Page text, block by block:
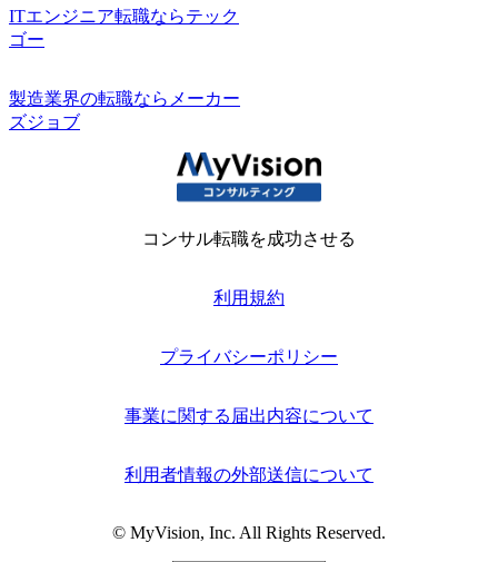
ITエンジニア転職ならテック
ゴー
製造業界の転職ならメーカー
ズジョブ
コンサル転職を成功させる
利用規約
プライバシーポリシー
事業に関する届出内容について
利用者情報の外部送信について
© MyVision, Inc. All Rights Reserved.